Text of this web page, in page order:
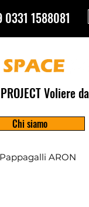
0331 1588081
Voliere
Chi siamo
ARON